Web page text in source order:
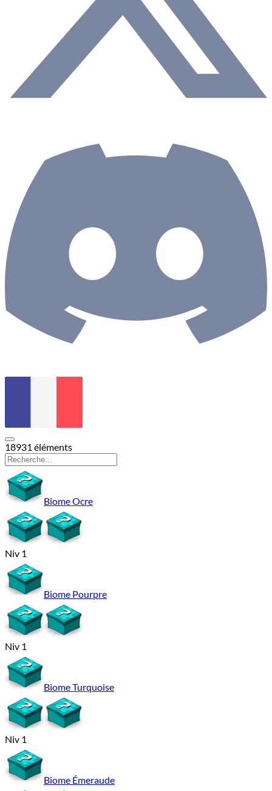
18931 éléments
Biome Ocre
Niv 1
Biome Pourpre
Niv 1
Biome Turquoise
Niv 1
Biome Émeraude